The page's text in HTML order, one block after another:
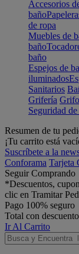
Accesorios
baño
de ropa
Muebles de
baño
baño
Espejos de
iluminados
Sanitarios
Grifería
Seguridad
Resumen de tu
¡Tu carrito está
Suscríbete a la
Conforama Tarjeta
Seguir Comprando
*Descuentos,
clic en Tramitar
Pago 100% seguro
Total con descuento
Ir Al Carrito